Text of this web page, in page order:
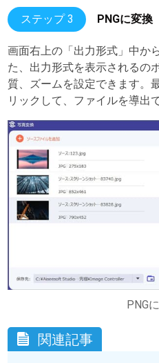
ステップ 3 PNGに変換
画面右上の「出力形式」中か
た、出力形式を表示されるの
質、ズームを設定できます。
リックして、ファイルを導出
PNG
関連記事